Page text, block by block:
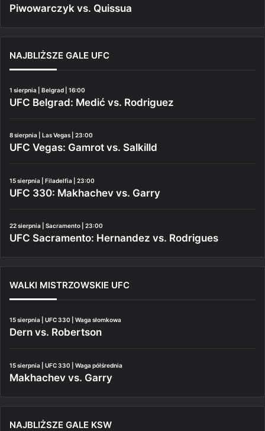
Piwowarczyk vs. Quissua
NAJBLIŻSZE GALE UFC
1 sierpnia | Belgrad | 16:00
UFC Belgrad: Medić vs. Rodriguez
8 sierpnia | Las Vegas | 23:00
UFC Vegas: Gamrot vs. Salkilld
15 sierpnia | Filadelfia | 23:00
UFC 330: Makhachev vs. Garry
22 sierpnia | Sacramento | 23:00
UFC Sacramento: Hernandez vs. Rodrigues
WALKI MISTRZOWSKIE UFC
15 sierpnia | UFC 330 | Waga słomkowa
Dern vs. Robertson
15 sierpnia | UFC 330 | Waga półśrednia
Makhachev vs. Garry
NAJBLIŻSZE GALE KSW